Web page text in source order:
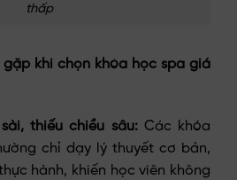
thấp
gặp khi chọn khóa học spa giá
thiếu chiều sâu:Các khóa
chỉ dạy lý thuyết cơ bản,
hành, khiến học viên không